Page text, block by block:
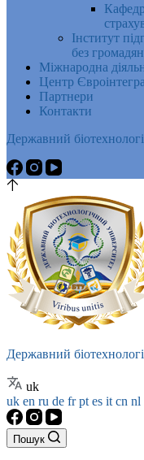
Інститут
без
Міжнародна
Центр
Партнери
Контакти
Державний
Державний
uk
uk en ru de frpt es it cn nl
Пошук